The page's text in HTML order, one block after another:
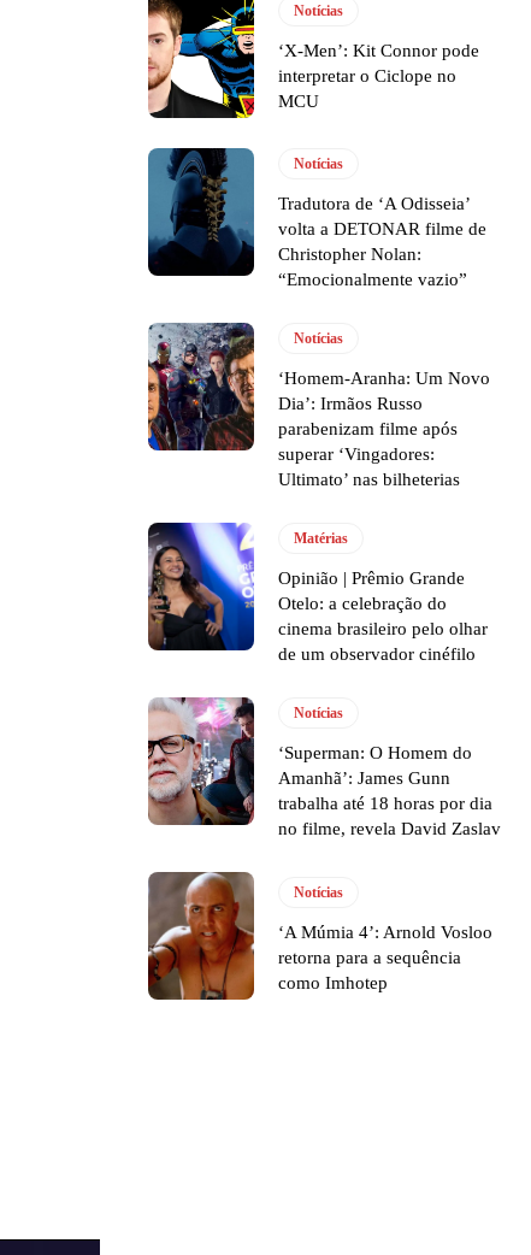
Notícias
‘X-Men’: Kit Connor pode
interpretar o Ciclope no
MCU
Notícias
Tradutora de ‘A Odisseia’
volta a DETONAR filme de
Christopher Nolan:
“Emocionalmente vazio”
Notícias
‘Homem-Aranha: Um Novo
Dia’: Irmãos Russo
parabenizam filme após
superar ‘Vingadores:
Ultimato’ nas bilheterias
Matérias
Opinião | Prêmio Grande
Otelo: a celebração do
cinema brasileiro pelo olhar
de um observador cinéfilo
Notícias
‘Superman: O Homem do
Amanhã’: James Gunn
trabalha até 18 horas por dia
no filme, revela David Zaslav
Notícias
‘A Múmia 4’: Arnold Vosloo
retorna para a sequência
como Imhotep